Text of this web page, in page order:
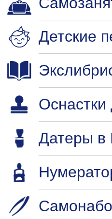
Детские
Оснастки
Датеры в